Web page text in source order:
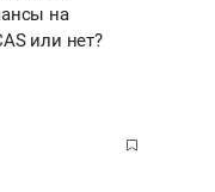
на
или нет?